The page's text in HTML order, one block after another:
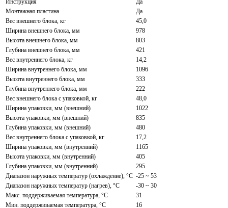
Монтажная пластина
Да
Вес внешнего блока, кг
45,0
Ширина внешнего блока, мм
978
Высота внешнего блока, мм
803
Глубина внешнего блока, мм
421
Вес внутреннего блока, кг
14,2
Ширина внутреннего блока, мм
1096
Высота внутреннего блока, мм
333
Глубина внутреннего блока, мм
222
Вес внешнего блока с упаковкой, кг
48,0
Ширина упаковки, мм (внешний)
1022
Высота упаковки, мм (внешний)
835
Глубина упаковки, мм (внешний)
480
Вес внутреннего блока с упаковкой, кг
17,2
Ширина упаковки, мм (внутренний)
1165
Высота упаковки, мм (внутренний)
405
Глубина упаковки, мм (внутренний)
295
Диапазон наружных температур (охлаждение), °C -25 ~ 53
Диапазон наружных температур (нагрев), °C
-30 ~ 30
Макс. поддерживаемая температура, °C
31
Мин. поддерживаемая температура, °C
16